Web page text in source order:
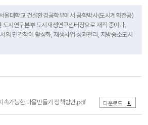
울대학교 건설환경공학부에서 공학박사(도시계획전공)
도시연구본부 도시재생연구센터장으로 재직 중이다.
의 민간참여 활성화, 재생사업 성과관리, 지방중소도시
속가능한 마을만들기 정책방안.pdf
다운로드